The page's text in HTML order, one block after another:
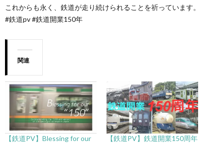
これからも永く、鉄道が走り続けられることを祈っています。
#鉄道pv #鉄道開業150年
関連
【鉄道PV】Blessing for our
【鉄道PV】鉄道開業150周年